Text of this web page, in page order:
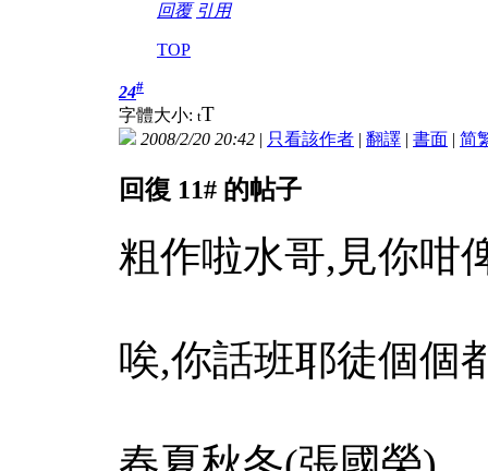
回覆 引用
TOP
24#
字體大小: tT
2008/2/20 20:42 | 只看該作者 | 翻譯 | 書面 | 简
回復 11# 的帖子
粗作啦水哥,見你咁
唉,你話班耶徒個個